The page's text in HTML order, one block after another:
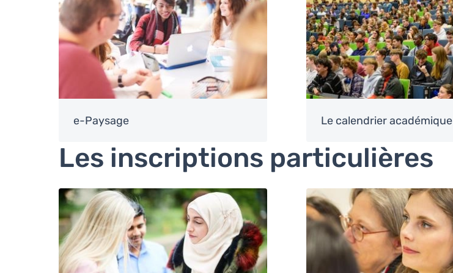
e-Paysage Le calendrier académique
Les inscriptions particulières
Image Image